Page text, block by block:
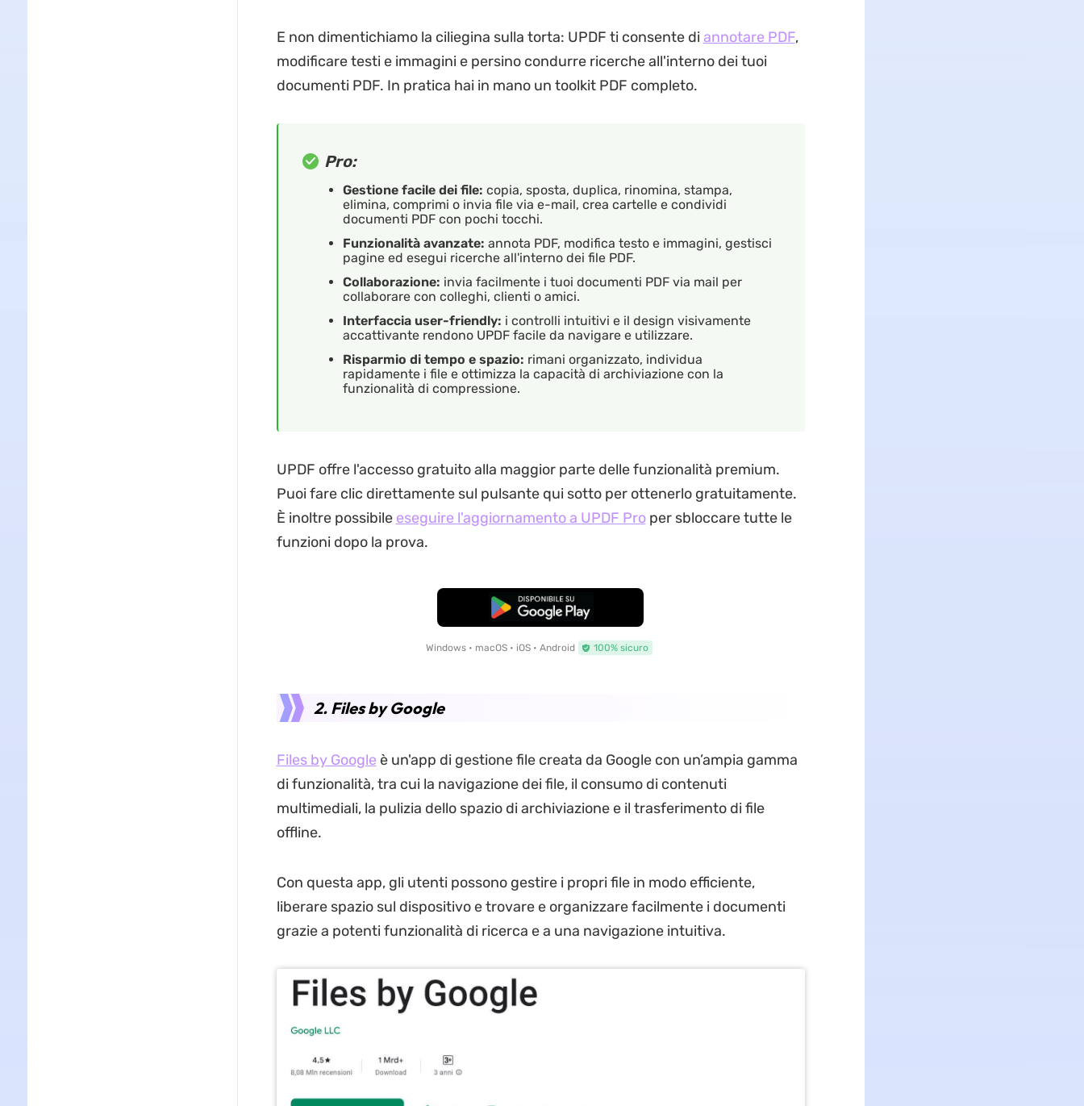
E non dimentichiamo la ciliegina sulla torta: UPDF ti consente diannotare PDF,
modificare testi e immagini e persino condurre ricerche all'interno dei tuoi
documenti PDF. In pratica hai in mano un toolkit PDF completo.
Pro:
Gestione facile dei file: copia, sposta, duplica, rinomina, stampa,
elimina, comprimi o invia file via e-mail, crea cartelle e condividi
documenti PDF con pochi tocchi.
Funzionalità avanzate: annota PDF, modifica testo e immagini, gestisci
pagine ed esegui ricerche all'interno dei file PDF.
Collaborazione: invia facilmente i tuoi documenti PDF via mail per
collaborare con colleghi, clienti o amici.
Interfaccia user-friendly: i controlli intuitivi e il design visivamente
accattivante rendono UPDF facile da navigare e utilizzare.
Risparmio di tempo e spazio: rimani organizzato, individua
rapidamente i file e ottimizza la capacità di archiviazione con la
funzionalità di compressione.
UPDF offre l'accesso gratuito alla maggior parte delle funzionalità premium.
Puoi fare clic direttamente sul pulsante qui sotto per ottenerlo gratuitamente.
È inoltre possibile eseguire l'aggiornamento a UPDF Proper sbloccare tutte le
funzioni dopo la prova.
Download Gratis
Windows • macOS • iOS • Android 100% sicuro
2. Files by Google
Files by Google è un'app di gestione file creata da Google con un’ampia gamma
di funzionalità, tra cui la navigazione dei file, il consumo di contenuti
multimediali, la pulizia dello spazio di archiviazione e il trasferimento di file
offline.
Con questa app, gli utenti possono gestire i propri file in modo efficiente,
liberare spazio sul dispositivo e trovare e organizzare facilmente i documenti
grazie a potenti funzionalità di ricerca e a una navigazione intuitiva.